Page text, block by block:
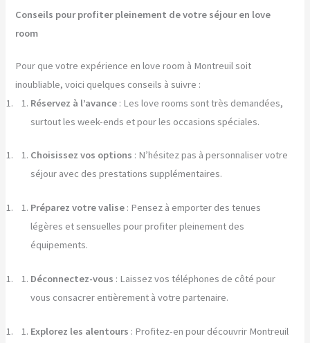
Conseils pour profiter pleinement de votre séjour en love
room
Pour que votre expérience en love room à Montreuil soit
inoubliable, voici quelques conseils à suivre :
Réservez à l’avance : Les love rooms sont très demandées,
surtout les week-ends et pour les occasions spéciales.
Choisissez vos options : N’hésitez pas à personnaliser votre
séjour avec des prestations supplémentaires.
Préparez votre valise : Pensez à emporter des tenues
légères et sensuelles pour profiter pleinement des
équipements.
Déconnectez-vous : Laissez vos téléphones de côté pour
vous consacrer entièrement à votre partenaire.
Explorez les alentours : Profitez-en pour découvrir Montreuil